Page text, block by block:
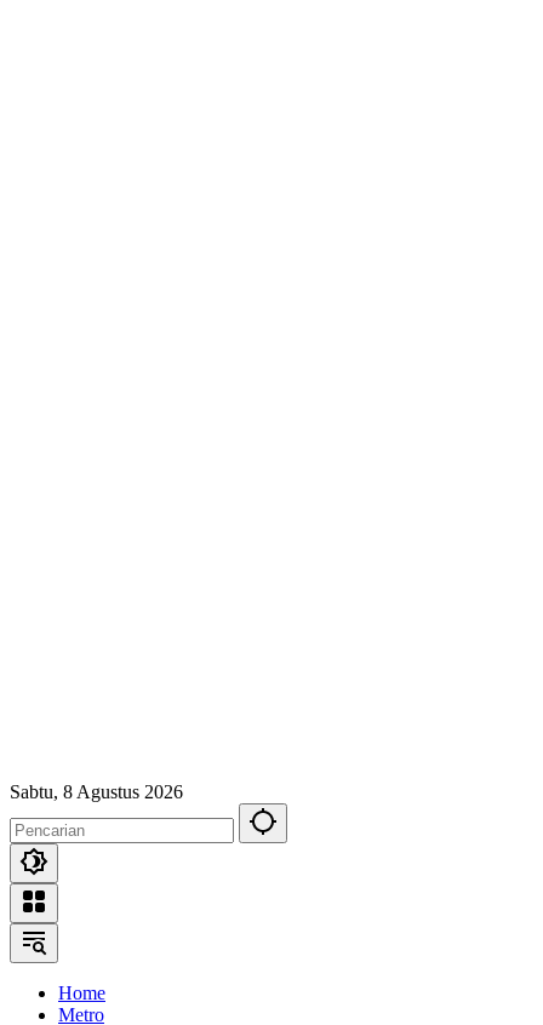
Sabtu, 8 Agustus 2026
Home
Metro